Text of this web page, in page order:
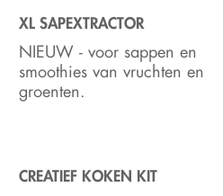
XL SAPEXTRACTOR
NIEUW - voor sappen en
smoothies van vruchten en
groenten.
CREATIEF KOKEN KIT